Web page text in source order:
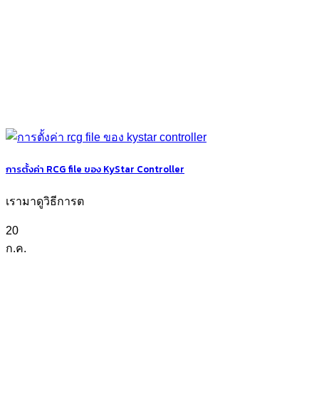
การตั้งค่า RCG file ของ KyStar Controller
เรามาดูวิธีการต
20
ก.ค.